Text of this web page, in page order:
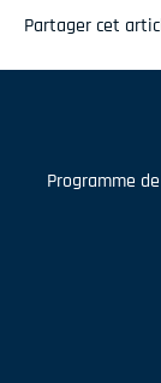
Partager cet
Programme